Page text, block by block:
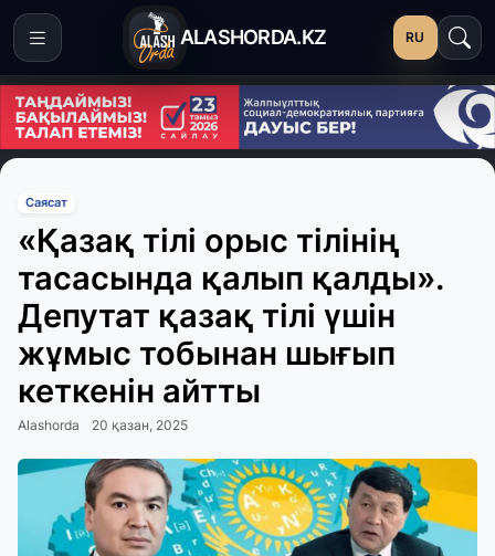
ALASHORDA.KZ RU
Саясат
«Қазақ тілі орыс тілінің
тасасында қалып қалды».
Депутат қазақ тілі үшін
жұмыс тобынан шығып
кеткенін айтты
Alashorda 20 қазан, 2025